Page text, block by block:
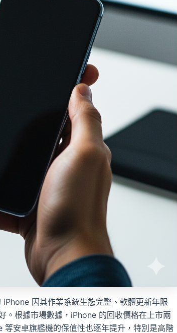
因其作業系統生態完整、軟體更新年限
。根據市場數據，iPhone 的回收價格在上市兩
安卓旗艦機的保值性也逐年提升，特別是高階